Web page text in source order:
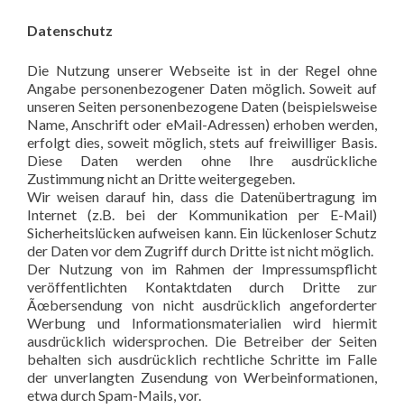
Datenschutz
Die Nutzung unserer Webseite ist in der Regel ohne
Angabe personenbezogener Daten möglich. Soweit auf
unseren Seiten personenbezogene Daten (beispielsweise
Name, Anschrift oder eMail-Adressen) erhoben werden,
erfolgt dies, soweit möglich, stets auf freiwilliger Basis.
Diese Daten werden ohne Ihre ausdrückliche
Zustimmung nicht an Dritte weitergegeben.
Wir weisen darauf hin, dass die Datenübertragung im
Internet (z.B. bei der Kommunikation per E-Mail)
Sicherheitslücken aufweisen kann. Ein lückenloser Schutz
der Daten vor dem Zugriff durch Dritte ist nicht möglich.
Der Nutzung von im Rahmen der Impressumspflicht
veröffentlichten Kontaktdaten durch Dritte zur
Ãœbersendung von nicht ausdrücklich angeforderter
Werbung und Informationsmaterialien wird hiermit
ausdrücklich widersprochen. Die Betreiber der Seiten
behalten sich ausdrücklich rechtliche Schritte im Falle
der unverlangten Zusendung von Werbeinformationen,
etwa durch Spam-Mails, vor.